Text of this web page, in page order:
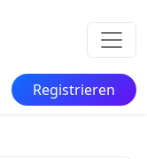
Registrieren